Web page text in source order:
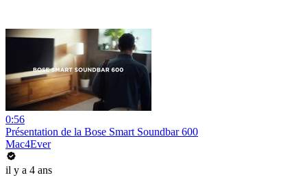
0:56
Présentation de la Bose Smart Soundbar 600
Mac4Ever
il y a 4 ans